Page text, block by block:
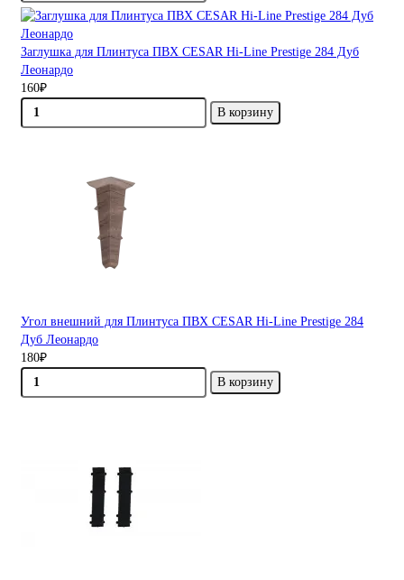
Заглушка для Плинтуса ПВХ CESAR Hi-Line Prestige 284 Дуб
Леонардо
160₽
В корзину
Угол внешний для Плинтуса ПВХ CESAR Hi-Line Prestige 284
Дуб Леонардо
180₽
В корзину